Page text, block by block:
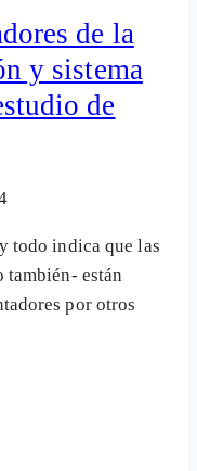
de la
y sistema
de
todo indica que las
también- están
por otros